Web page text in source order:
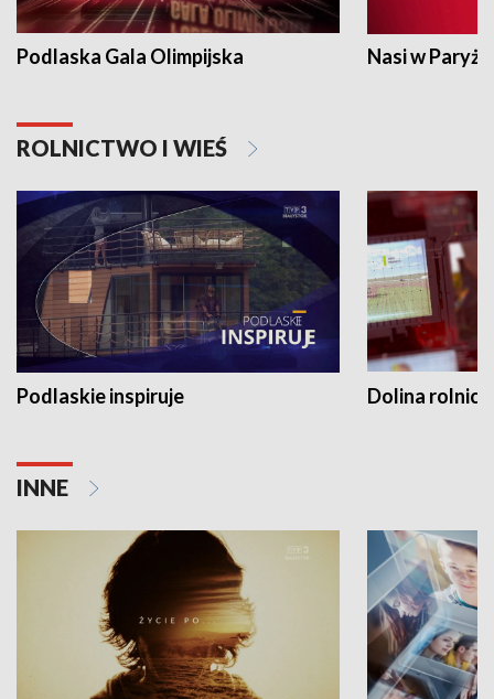
Podlaska Gala Olimpijska Nasi w Paryżu
ROLNICTWO I WIEŚ
Podlaskie inspiruje Dolina
INNE